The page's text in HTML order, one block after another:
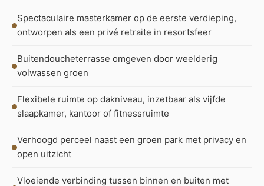
Spectaculaire masterkamer op de eerste verdieping,
ontworpen als een privé retraite in resortsfeer
Buitendoucheterrasse omgeven door weelderig
volwassen groen
Flexibele ruimte op dakniveau, inzetbaar als vijfde
slaapkamer, kantoor of fitnessruimte
Verhoogd perceel naast een groen park met privacy en
open uitzicht
Vloeiende verbinding tussen binnen en buiten met